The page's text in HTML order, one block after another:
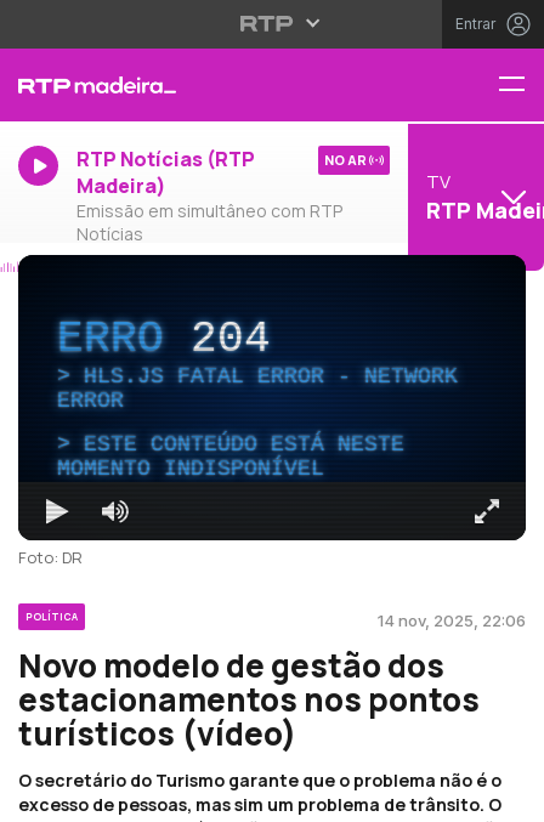
Entrar
RTP Notícias (RTP
Madeira)
Emissão em simultâneo com RTP
Notícias
NO AR
TV
RTP
ERRO204
HLS.JS FATAL ERROR - NETWORK
ERROR
ESTE CONTEÚDO ESTÁ NESTE
MOMENTO INDISPONÍVEL
Foto: DR
POLÍTICA 14 nov, 2025, 22:06
Novo modelo de gestão dos
estacionamentos nos pontos
turísticos (vídeo)
O secretário do Turismo garante que o problema não é o
excesso de pessoas, mas sim um problema de trânsito. O